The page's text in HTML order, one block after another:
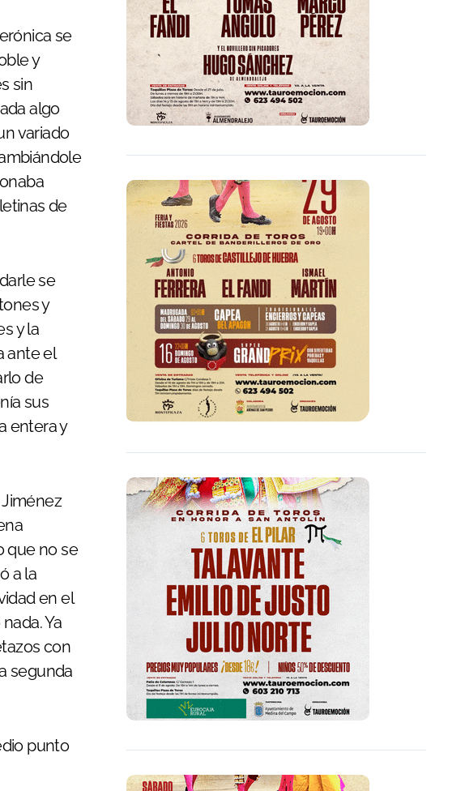
se
y
sin
algo
variado
de
se
y
y la
ante el
de
sus
entera y
que no se
a la
en el
Ya
con
segunda
punto